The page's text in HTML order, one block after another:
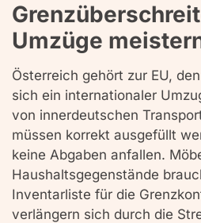
Umzüge
Österreich gehört zur EU,
sich ein internationaler
von innerdeutschen
müssen korrekt ausgefüllt
keine Abgaben anfallen.
Haushaltsgegenstände
Inventarliste für die
verlängern sich durch die